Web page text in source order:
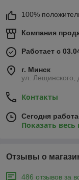
100%
Компания
Работает с
г. Минск
ул. Лещинского,
Контакты
Сегодня
Показать
Отзывы о
486 отзывов за